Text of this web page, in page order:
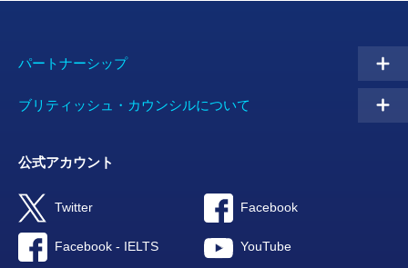
パートナーシップ
ブリティッシュ・カウンシルについて
公式アカウント
Twitter Facebook
Facebook - IELTS YouTube